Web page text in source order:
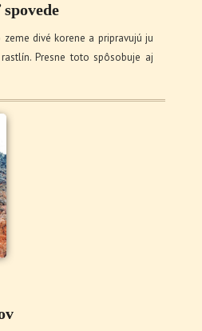
divé korene a pripravujú ju
Presne toto spôsobuje aj